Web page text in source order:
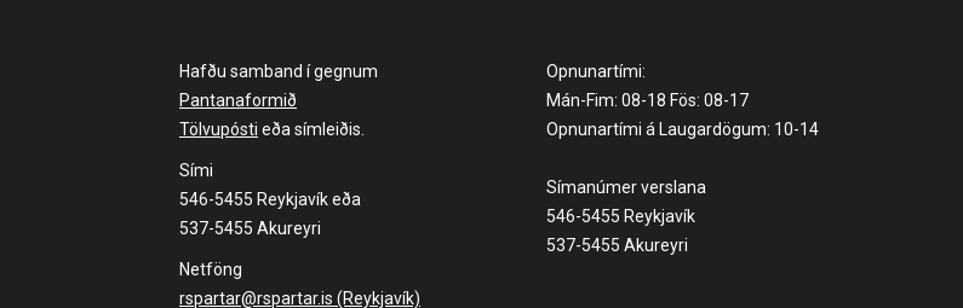
Hafðu samband í gegnum
Pantanaformið
Tölvupósti eða símleiðis.
Sími
546-5455 Reykjavík eða
537-5455 Akureyri
Netföng
rspartar@rspartar.is (Reykjavík)
Opnunartími:
Mán-Fim: 08-18 Fös: 08-17
Opnunartími á Laugardögum: 10-14
Símanúmer verslana
546-5455 Reykjavík
537-5455 Akureyri